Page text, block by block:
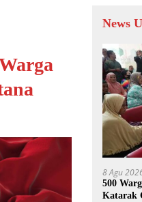
News
8 Agu
500
Katarak